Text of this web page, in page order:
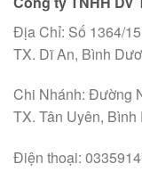
Địa Chỉ: Số 1364/
TX. Dĩ An, Bình
Chi Nhánh: Đường
TX. Tân Uyên, Bình
Điện thoại: